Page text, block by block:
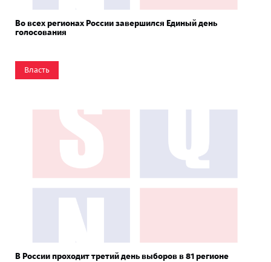
Во всех регионах России завершился Единый день
голосования
Власть
В России проходит третий день выборов в 81 регионе